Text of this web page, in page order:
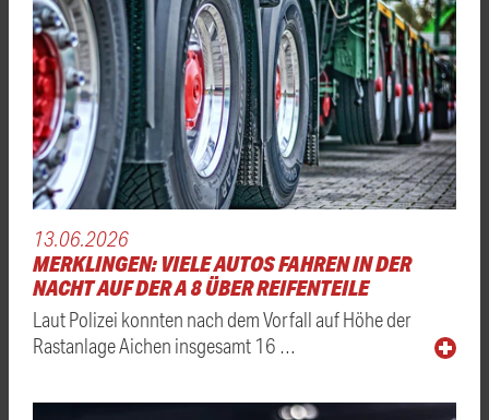
13.06.2026
MERKLINGEN: VIELE AUTOS FAHREN IN DER
NACHT AUF DER A 8 ÜBER REIFENTEILE
Laut Polizei konnten nach dem Vorfall auf Höhe der
Rastanlage Aichen insgesamt 16 …